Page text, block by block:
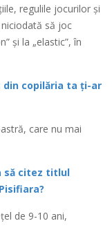
regulile jocurilor și
să joc
și la „elastic”, în
din copilăria ta ți-ar
care nu mai
să citez titlul
de 9-10 ani,